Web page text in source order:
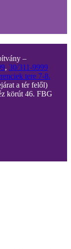
–
, 30/311-9999
tere 7-8.
a tér felől)
körút 46. FBG